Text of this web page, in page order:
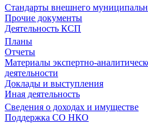
Стандарты внешнего
Прочие документы
Деятельность КСП
Планы
Отчеты
Материалы экспертно-
деятельности
Доклады и выступления
Иная деятельность
Сведения о доходах и имуществе
Поддержка СО НКО